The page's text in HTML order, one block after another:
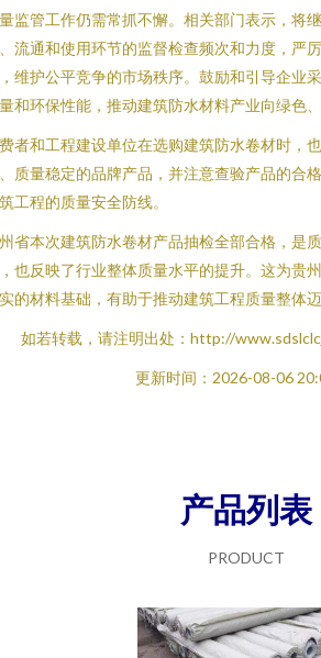
监管工作仍需常抓不懈。相关部门表示，将
流通和使用环节的监督检查频次和力度，严
维护公平竞争的市场秩序。鼓励和引导企业
和环保性能，推动建筑防水材料产业向绿色、
者和工程建设单位在选购建筑防水卷材时，
质量稳定的品牌产品，并注意查验产品的合
工程的质量安全防线。
省本次建筑防水卷材产品抽检全部合格，是
也反映了行业整体质量水平的提升。这为贵
的材料基础，有助于推动建筑工程质量整体迈
如若转载，请注明出处：http://
更新时间：2026-08-06
产品列表
PRODUCT